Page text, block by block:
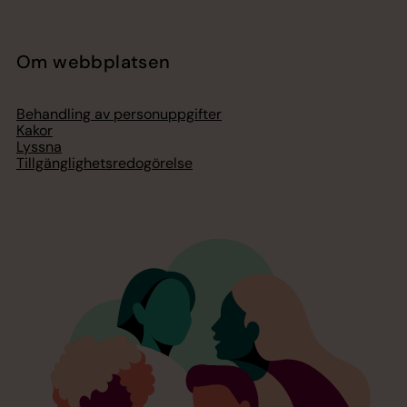
Om webbplatsen
Behandling av personuppgifter
Kakor
Lyssna
Tillgänglighetsredogörelse